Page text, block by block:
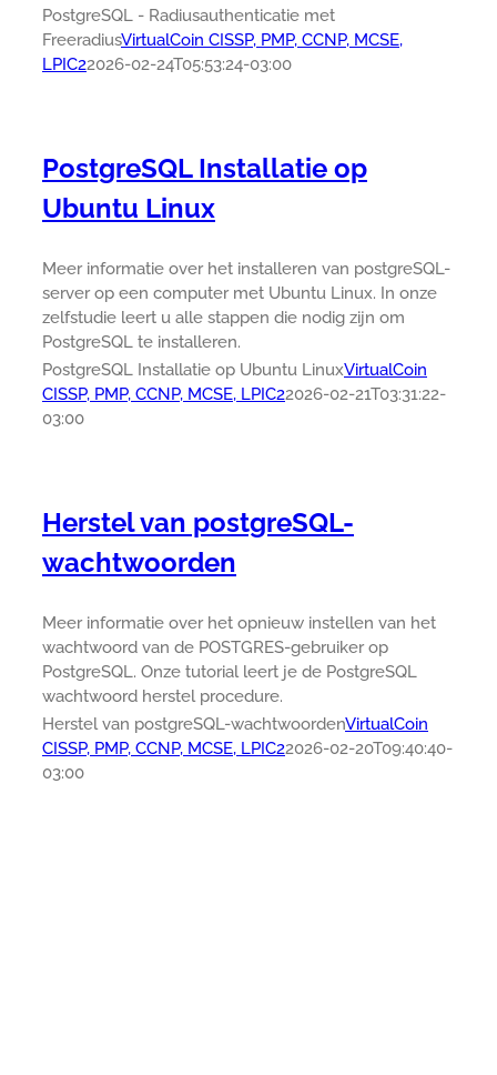
PostgreSQL - Radiusauthenticatie met
FreeradiusVirtualCoin CISSP, PMP, CCNP, MCSE,
LPIC22026-02-24T05:53:24-03:00
PostgreSQL Installatie op
Ubuntu Linux
Meer informatie over het installeren van postgreSQL-
server op een computer met Ubuntu Linux. In onze
zelfstudie leert u alle stappen die nodig zijn om
PostgreSQL te installeren.
PostgreSQL Installatie op Ubuntu LinuxVirtualCoin
CISSP, PMP, CCNP, MCSE, LPIC22026-02-21T03:31:22-
03:00
Herstel van postgreSQL-
wachtwoorden
Meer informatie over het opnieuw instellen van het
wachtwoord van de POSTGRES-gebruiker op
PostgreSQL. Onze tutorial leert je de PostgreSQL
wachtwoord herstel procedure.
Herstel van postgreSQL-wachtwoordenVirtualCoin
CISSP, PMP, CCNP, MCSE, LPIC22026-02-20T09:40:40-
03:00